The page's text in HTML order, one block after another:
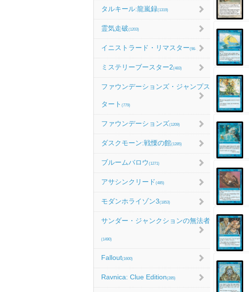
タルキール:龍嵐録(1319)
霊気走破(1203)
イニストラード・リマスター(984)
ミステリーブースター2(483)
ファウンデーションズ・ジャンプス
タート (779)
ファウンデーションズ(1209)
ダスクモーン:戦慄の館(1285)
ブルームバロウ (1271)
アサシンクリード (485)
モダンホライゾン3(1853)
サンダー・ジャンクションの無法者
(1490)
Fallout(1600)
Ravnica: Clue Edition(285)